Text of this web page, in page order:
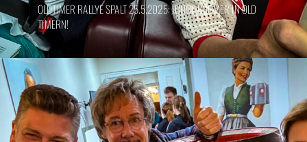
OLDTIMER RALLYE SPALT 25.5.2025: JUNGE BOOMER IN OLD
TIMERN!